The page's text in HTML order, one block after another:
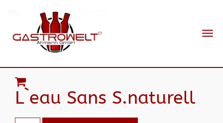
L`eau Sans S.naturell